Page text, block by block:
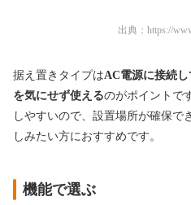
出典： https://
据え置きタイプはAC電源に接続
を気にせず使えるのがポイントで
しやすいので、設置場所が確保で
しみたい方におすすめです。
機能で選ぶ